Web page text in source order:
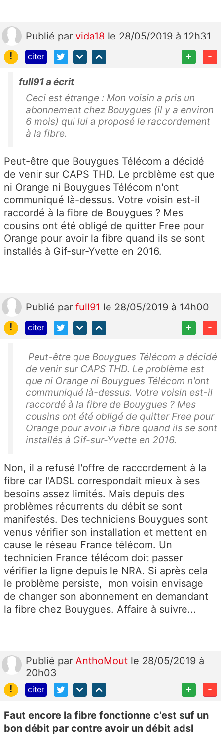
Publié par vida18 le 28/05/2019 à 12h31
!
citer + -
full91 a écrit
Ceci est étrange : Mon voisin a pris un
abonnement chez Bouygues (il y a environ
6 mois) qui lui a proposé le raccordement
à la fibre.
Peut-être que Bouygues Télécom a décidé
de venir sur CAPS THD. Le problème est que
ni Orange ni Bouygues Télécom n'ont
communiqué là-dessus. Votre voisin est-il
raccordé à la fibre de Bouygues ? Mes
cousins ont été obligé de quitter Free pour
Orange pour avoir la fibre quand ils se sont
installés à Gif-sur-Yvette en 2016.
Publié par full91 le 28/05/2019 à 14h00
!
citer + -
Peut-être que Bouygues Télécom a décidé
de venir sur CAPS THD. Le problème est
que ni Orange ni Bouygues Télécom n'ont
communiqué là-dessus. Votre voisin est-il
raccordé à la fibre de Bouygues ? Mes
cousins ont été obligé de quitter Free pour
Orange pour avoir la fibre quand ils se sont
installés à Gif-sur-Yvette en 2016.
Non, il a refusé l'offre de raccordement à la
fibre car l'ADSL correspondait mieux à ses
besoins assez limités. Mais depuis des
problèmes récurrents du débit se sont
manifestés. Des techniciens Bouygues sont
venus vérifier son installation et mettent en
cause le réseau France télécom. Un
technicien France télécom doit passer
vérifier la ligne depuis le NRA. Si après cela
le problème persiste, mon voisin envisage
de changer son abonnement en demandant
la fibre chez Bouygues. Affaire à suivre...
Publié par AnthoMout le 28/05/2019 à
20h03
!
citer + -
Faut encore la fibre fonctionne c'est suf un
bon débit par contre avoir un débit adsl